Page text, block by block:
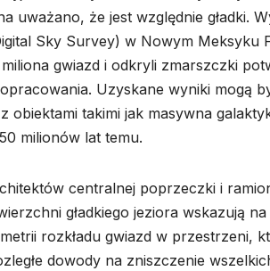
uważano, że jest względnie gładki.
Sky Survey) w Nowym Meksyku
gwiazd i odkryli zmarszczki
Uzyskane wyniki mogą
takimi jak masywna
milionów lat temu.
centralnej poprzeczki i
gładkiego jeziora wskazują
rozkładu gwiazd w przestrzeni,
dowody na zniszczenie